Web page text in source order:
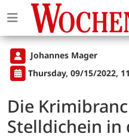
Johannes Mager
Thursday, 09/15/2022,
Die
Stelldichein in